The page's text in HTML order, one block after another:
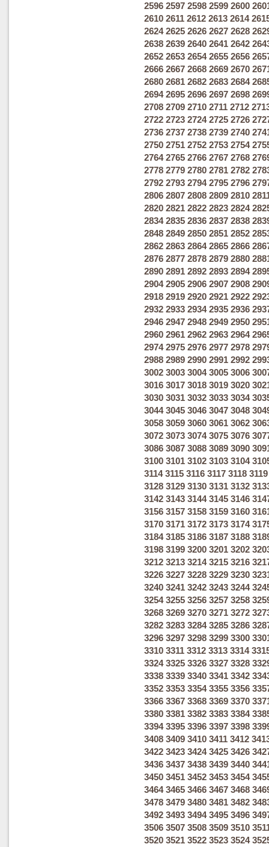
2596 2597 2598 2599 2600
2610 2611 2612 2613 2614
2624 2625 2626 2627 2628
2638 2639 2640 2641 2642
2652 2653 2654 2655 2656
2666 2667 2668 2669 2670
2680 2681 2682 2683 2684
2694 2695 2696 2697 2698
2708 2709 2710 2711 2712
2722 2723 2724 2725 2726
2736 2737 2738 2739 2740
2750 2751 2752 2753 2754
2764 2765 2766 2767 2768
2778 2779 2780 2781 2782
2792 2793 2794 2795 2796
2806 2807 2808 2809 2810
2820 2821 2822 2823 2824
2834 2835 2836 2837 2838
2848 2849 2850 2851 2852
2862 2863 2864 2865 2866
2876 2877 2878 2879 2880
2890 2891 2892 2893 2894
2904 2905 2906 2907 2908
2918 2919 2920 2921 2922
2932 2933 2934 2935 2936
2946 2947 2948 2949 2950
2960 2961 2962 2963 2964
2974 2975 2976 2977 2978
2988 2989 2990 2991 2992
3002 3003 3004 3005 3006
3016 3017 3018 3019 3020
3030 3031 3032 3033 3034
3044 3045 3046 3047 3048
3058 3059 3060 3061 3062
3072 3073 3074 3075 3076
3086 3087 3088 3089 3090
3100 3101 3102 3103 3104
3114 3115 3116 3117 3118 3119
3128 3129 3130 3131 3132
3142 3143 3144 3145 3146
3156 3157 3158 3159 3160
3170 3171 3172 3173 3174
3184 3185 3186 3187 3188
3198 3199 3200 3201 3202
3212 3213 3214 3215 3216
3226 3227 3228 3229 3230
3240 3241 3242 3243 3244
3254 3255 3256 3257 3258
3268 3269 3270 3271 3272
3282 3283 3284 3285 3286
3296 3297 3298 3299 3300
3310 3311 3312 3313 3314
3324 3325 3326 3327 3328
3338 3339 3340 3341 3342
3352 3353 3354 3355 3356
3366 3367 3368 3369 3370
3380 3381 3382 3383 3384
3394 3395 3396 3397 3398
3408 3409 3410 3411 3412
3422 3423 3424 3425 3426
3436 3437 3438 3439 3440
3450 3451 3452 3453 3454
3464 3465 3466 3467 3468
3478 3479 3480 3481 3482
3492 3493 3494 3495 3496
3506 3507 3508 3509 3510
3520 3521 3522 3523 3524